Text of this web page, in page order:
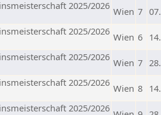
2025/2026 Wien 7
2025/2026 Wien 6
2025/2026 Wien 7
2025/2026 Wien 8
2025/2026